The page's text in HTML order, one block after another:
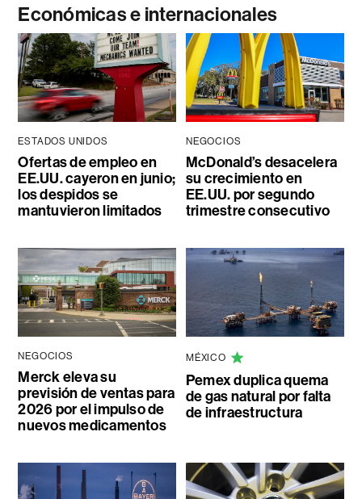
Económicas e internacionales
ESTADOS UNIDOS
Ofertas de empleo en
EE.UU. cayeron en junio;
los despidos se
mantuvieron limitados
NEGOCIOS
McDonald’s desacelera
su crecimiento en
EE.UU. por segundo
trimestre consecutivo
NEGOCIOS
Merck eleva su
previsión de ventas para
2026 por el impulso de
nuevos medicamentos
MÉXICO
Pemex duplica quema
de gas natural por falta
de infraestructura